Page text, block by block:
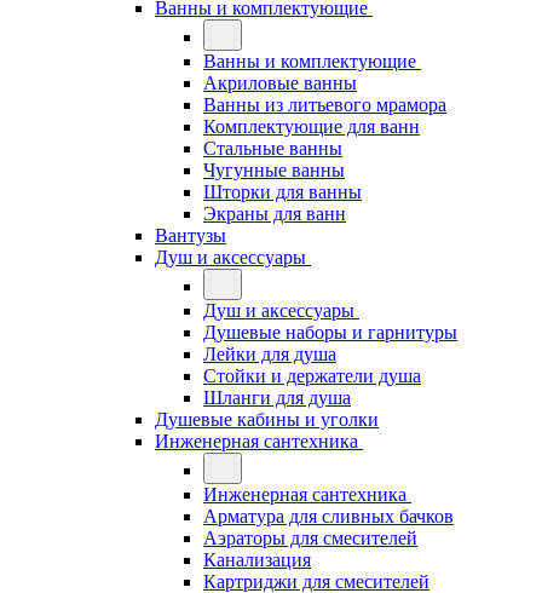
Ванны и комплектующие
Ванны и комплектующие
Акриловые ванны
Ванны из литьевого мрамора
Комплектующие для ванн
Стальные ванны
Чугунные ванны
Шторки для ванны
Экраны для ванн
Вантузы
Душ и аксессуары
Душ и аксессуары
Душевые наборы и гарнитуры
Лейки для душа
Стойки и держатели душа
Шланги для душа
Душевые кабины и уголки
Инженерная сантехника
Инженерная сантехника
Арматура для сливных бачков
Аэраторы для смесителей
Канализация
Картриджи для смесителей